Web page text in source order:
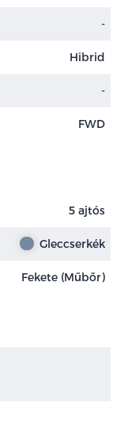
-
Hibrid
-
FWD
5 ajtós
Gleccserkék
Fekete (Műbőr)